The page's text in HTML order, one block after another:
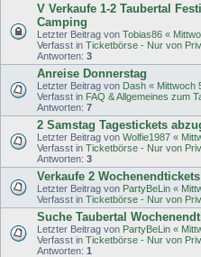
V Verkaufe 1-2 Taubertal
Camping
Letzter Beitrag von Tobias86 «
Verfasst in Ticketbörse - Nur von
Antworten: 3
Anreise Donnerstag
Letzter Beitrag von Dash « Mittwoch
Verfasst in FAQ & Allgemeines zum
Antworten: 7
2 Samstag Tagestickets
Letzter Beitrag von Wolfie1987 «
Verfasst in Ticketbörse - Nur von
Antworten: 3
Verkaufe 2 Wochenendtickets
Letzter Beitrag von PartyBeLin «
Verfasst in Ticketbörse - Nur von
Suche Taubertal
Letzter Beitrag von PartyBeLin «
Verfasst in Ticketbörse - Nur von
Antworten: 1